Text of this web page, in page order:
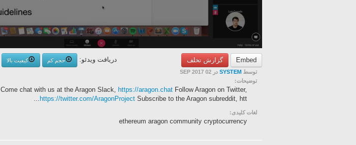
Embed گزارش تخلف دریافت ویدئو: حجم کم
کیفیت بالا
توسط SYSTEM در 02 SEP 2017
توضیحات:
Come chat with us at the Aragon Slack, https://aragon.chat Follow Aragon on Twitter,
https://twitter.com/AragonProject Subscribe to the Aragon subreddit, htt...
لغات کلیدی:
ethereum aragon community cryptocurrency